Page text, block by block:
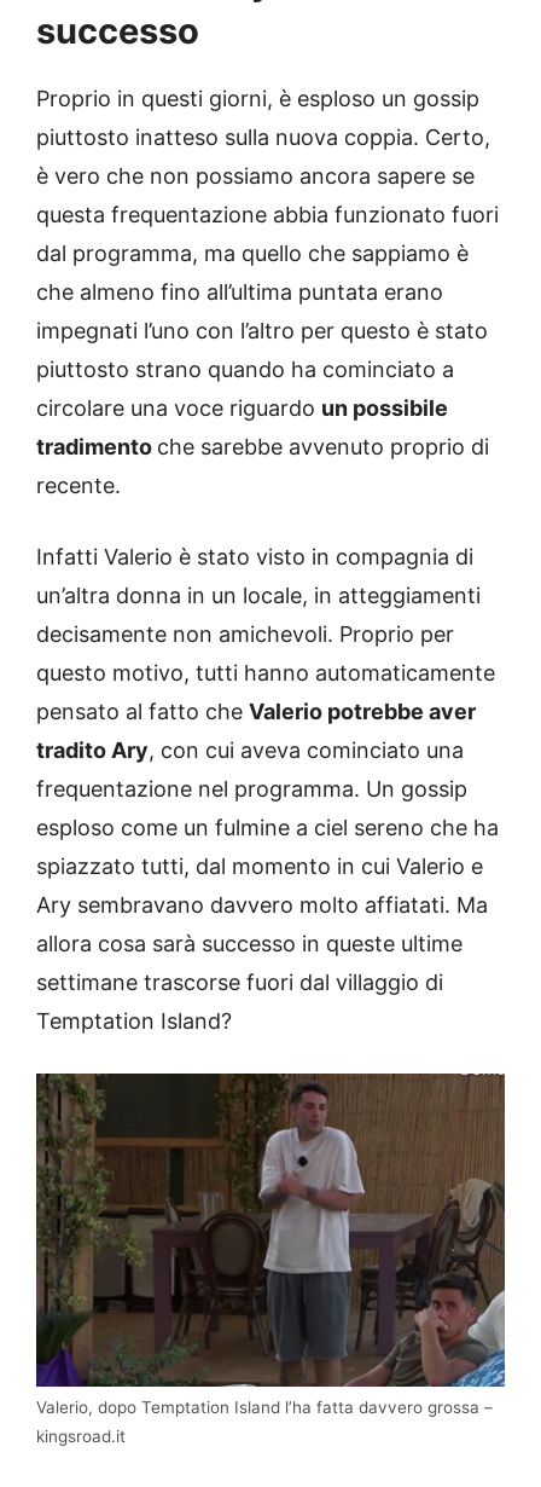
successo
Proprio in questi giorni, è esploso un gossip
piuttosto inatteso sulla nuova coppia. Certo,
è vero che non possiamo ancora sapere se
questa frequentazione abbia funzionato fuori
dal programma, ma quello che sappiamo è
che almeno fino all’ultima puntata erano
impegnati l’uno con l’altro per questo è stato
piuttosto strano quando ha cominciato a
circolare una voce riguardo un possibile
tradimento che sarebbe avvenuto proprio di
recente.
Infatti Valerio è stato visto in compagnia di
un’altra donna in un locale, in atteggiamenti
decisamente non amichevoli. Proprio per
questo motivo, tutti hanno automaticamente
pensato al fatto che Valerio potrebbe aver
tradito Ary, con cui aveva cominciato una
frequentazione nel programma. Un gossip
esploso come un fulmine a ciel sereno che ha
spiazzato tutti, dal momento in cui Valerio e
Ary sembravano davvero molto affiatati. Ma
allora cosa sarà successo in queste ultime
settimane trascorse fuori dal villaggio di
Temptation Island?
Valerio, dopo Temptation Island l’ha fatta davvero grossa –
kingsroad.it